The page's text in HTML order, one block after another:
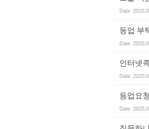
Date
등업 부
Date
인터넷
Date
등업요
Date